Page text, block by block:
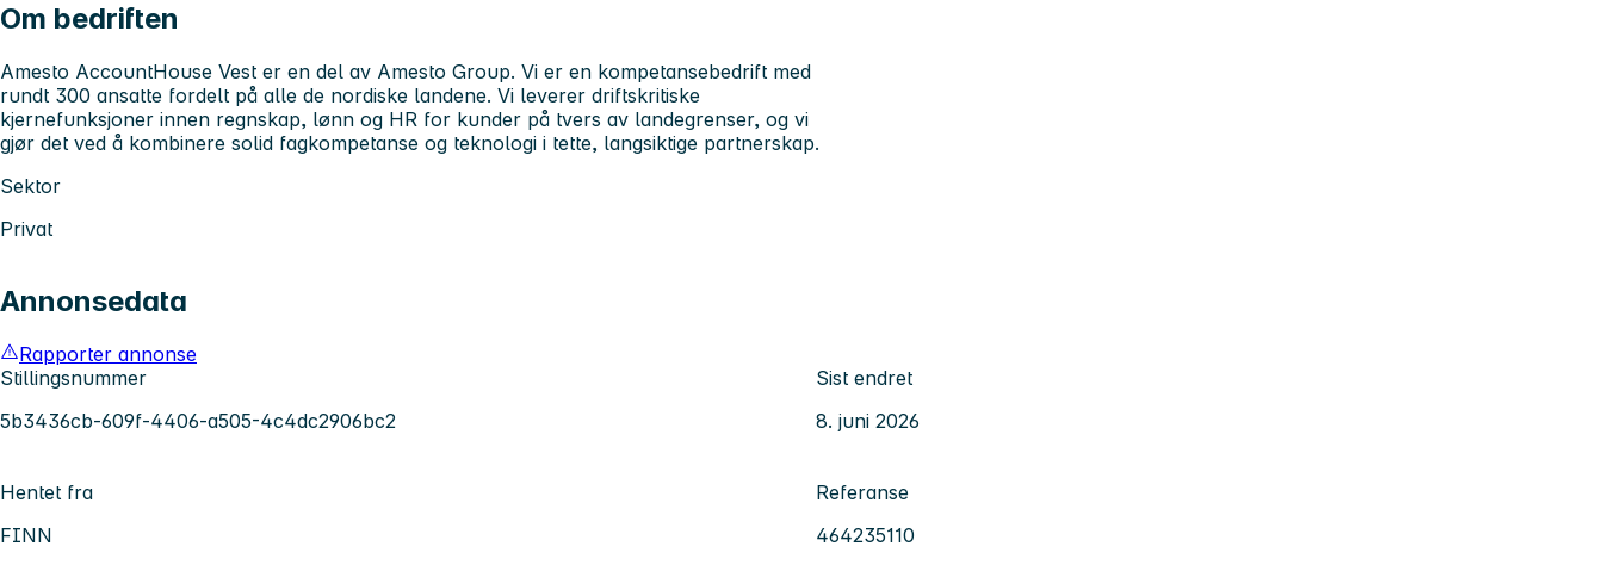
Om bedriften
Amesto AccountHouse Vest er en del av Amesto Group. Vi er en kompetansebedrift med
rundt 300 ansatte fordelt på alle de nordiske landene. Vi leverer driftskritiske
kjernefunksjoner innen regnskap, lønn og HR for kunder på tvers av landegrenser, og vi
gjør det ved å kombinere solid fagkompetanse og teknologi i tette, langsiktige partnerskap.
Sektor
Privat
Annonsedata
Rapporter annonse
Stillingsnummer
5b3436cb-609f-4406-a505-4c4dc2906bc2
Sist endret
8. juni 2026
Hentet fra
FINN
Referanse
464235110